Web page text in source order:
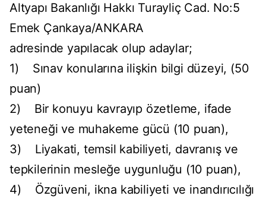
Altyapı Bakanlığı Hakkı Turayliç Cad. No:5
Emek Çankaya/ANKARA
adresinde yapılacak olup adaylar;
1) Sınav konularına ilişkin bilgi düzeyi, (50
puan)
2) Bir konuyu kavrayıp özetleme, ifade
yeteneği ve muhakeme gücü (10 puan),
3) Liyakati, temsil kabiliyeti, davranış ve
tepkilerinin mesleğe uygunluğu (10 puan),
4) Özgüveni, ikna kabiliyeti ve inandırıcılığı